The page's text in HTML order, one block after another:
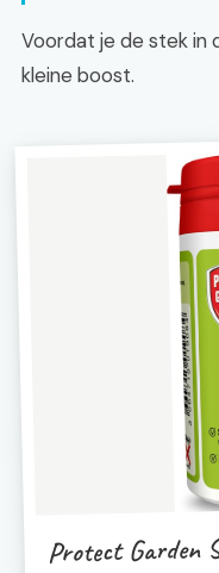
Voordat je de stek in
kleine boost.
Protect Garden